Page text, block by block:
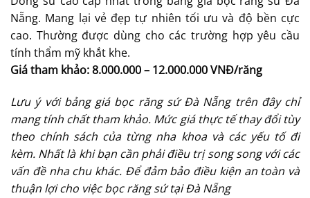
Nẵng. Mang lại vẻ đẹp tự nhiên tối ưu và độ bền cực
cao. Thường được dùng cho các trường hợp yêu cầu
tính thẩm mỹ khắt khe.
Giá tham khảo: 8.000.000 – 12.000.000 VNĐ/răng
Lưu ý với bảng giá bọc răng sứ Đà Nẵng trên đây chỉ
mang tính chất tham khảo. Mức giá thực tế thay đổi tùy
theo chính sách của từng nha khoa và các yếu tố đi
kèm. Nhất là khi bạn cần phải điều trị song song với các
vấn đề nha chu khác. Để đảm bảo điều kiện an toàn và
thuận lợi cho việc bọc răng sứ tại Đà Nẵng